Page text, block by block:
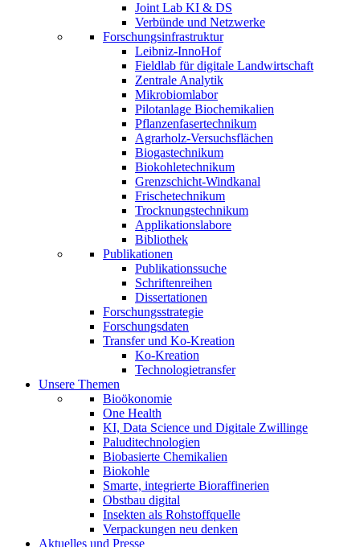
Joint Lab KI & DS
Verbünde und Netzwerke
Forschungsinfrastruktur
Leibniz-InnoHof
Fieldlab für digitale Landwirtschaft
Zentrale Analytik
Mikrobiomlabor
Pilotanlage Biochemikalien
Pflanzenfasertechnikum
Agrarholz-Versuchsflächen
Biogastechnikum
Biokohletechnikum
Grenzschicht-Windkanal
Frischetechnikum
Trocknungstechnikum
Applikationslabore
Bibliothek
Publikationen
Publikationssuche
Schriftenreihen
Dissertationen
Forschungsstrategie
Forschungsdaten
Transfer und Ko-Kreation
Ko-Kreation
Technologietransfer
Unsere Themen
Bioökonomie
One Health
KI, Data Science und Digitale Zwillinge
Paluditechnologien
Biobasierte Chemikalien
Biokohle
Smarte, integrierte Bioraffinerien
Obstbau digital
Insekten als Rohstoffquelle
Verpackungen neu denken
Aktuelles und Presse